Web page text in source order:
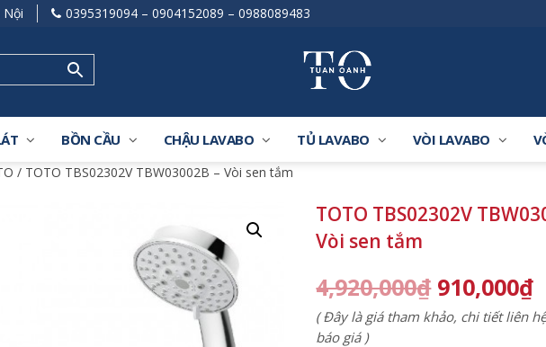
Nội 0395319094 – 0904152089 – 0988089483
BỒN CẦU CHẬU LAVABO TỦ LAVABO VÒI LAVABO
/ TOTO TBS02302V TBW03002B – Vòi sen tắm
TOTO TBS02302V
Vòi sen tắm
4,920,000₫ 910,000₫
( Đây là giá tham khảo, chi tiết liên
báo giá )